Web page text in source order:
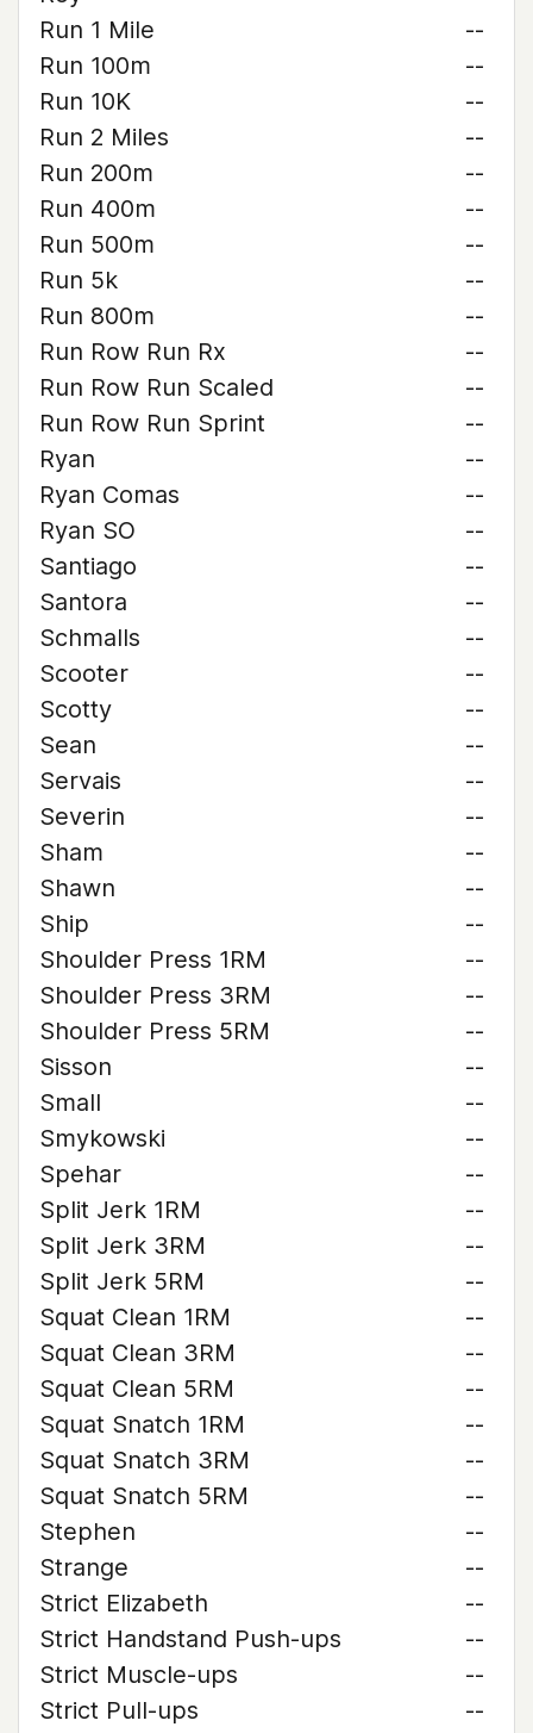
Run 1 Mile
--
Run 100m
--
Run 10K
--
Run 2 Miles
--
Run 200m
--
Run 400m
--
Run 500m
--
Run 5k
--
Run 800m
--
Run Row Run Rx
--
Run Row Run Scaled
--
Run Row Run Sprint
--
Ryan
--
Ryan Comas
--
Ryan SO
--
Santiago
--
Santora
--
Schmalls
--
Scooter
--
Scotty
--
Sean
--
Servais
--
Severin
--
Sham
--
Shawn
--
Ship
--
Shoulder Press 1RM
--
Shoulder Press 3RM
--
Shoulder Press 5RM
--
Sisson
--
Small
--
Smykowski
--
Spehar
--
Split Jerk 1RM
--
Split Jerk 3RM
--
Split Jerk 5RM
--
Squat Clean 1RM
--
Squat Clean 3RM
--
Squat Clean 5RM
--
Squat Snatch 1RM
--
Squat Snatch 3RM
--
Squat Snatch 5RM
--
Stephen
--
Strange
--
Strict Elizabeth
--
Strict Handstand Push-ups
--
Strict Muscle-ups
--
Strict Pull-ups
--